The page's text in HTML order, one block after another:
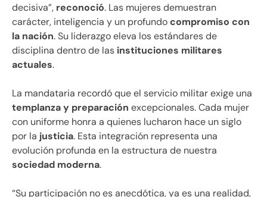
decisiva”, reconoció. Las mujeres demuestran
carácter, inteligencia y un profundocompromiso con
la nación. Su liderazgo eleva los estándares de
disciplina dentro de las instituciones militares
actuales.
La mandataria recordó que el servicio militar exige una
templanza y preparación excepcionales. Cada mujer
con uniforme honra a quienes lucharon hace un siglo
por la justicia. Esta integración representa una
evolución profunda en la estructura de nuestra
sociedad moderna.
“Su participación no es anecdótica, ya es una realidad,